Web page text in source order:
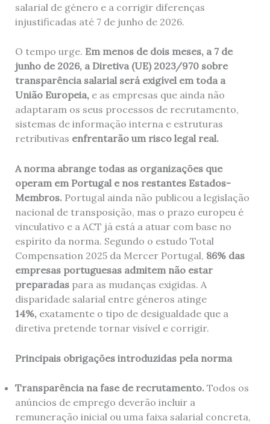
salarial de género e a corrigir diferenças
injustificadas até 7 de junho de 2026.
O tempo urge. Em menos de dois meses, a 7 de
junho de 2026, a Diretiva (UE) 2023/970 sobre
transparência salarial será exigível em toda a
União Europeia,e as empresas que ainda não
adaptaram os seus processos de recrutamento,
sistemas de informação interna e estruturas
retributivas enfrentarão um risco legal real.
A norma abrange todas as organizações que
operam em Portugal e nos restantes Estados-
Membros.Portugal ainda não publicou a legislação
nacional de transposição, mas o prazo europeu é
vinculativo e a ACT já está a atuar com base no
espírito da norma. Segundo o estudo Total
Compensation 2025 da Mercer Portugal, 86% das
empresas portuguesas admitem não estar
preparadaspara as mudanças exigidas. A
disparidade salarial entre géneros atinge
14%, exatamente o tipo de desigualdade que a
diretiva pretende tornar visível e corrigir.
Principais obrigações introduzidas pela norma
Transparência na fase de recrutamento.Todos os
anúncios de emprego deverão incluir a
remuneração inicial ou uma faixa salarial concreta,